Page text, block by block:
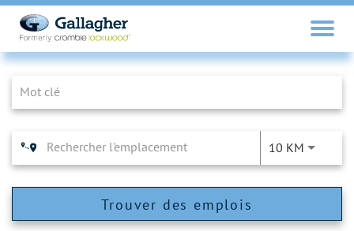
Job Search Page
10 KM
Trouver des emplois